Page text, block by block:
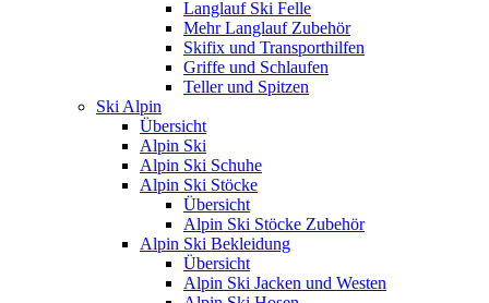
Langlauf Ski Felle
Mehr Langlauf Zubehör
Skifix und Transporthilfen
Griffe und Schlaufen
Teller und Spitzen
Ski Alpin
Übersicht
Alpin Ski
Alpin Ski Schuhe
Alpin Ski Stöcke
Übersicht
Alpin Ski Stöcke Zubehör
Alpin Ski Bekleidung
Übersicht
Alpin Ski Jacken und Westen